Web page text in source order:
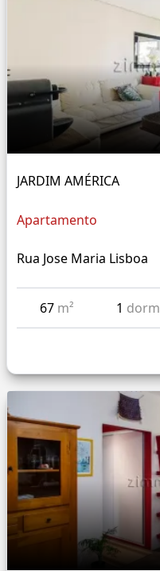
JARDIM AMÉRICA
Apartamento
Rua Jose Maria Lisboa
67 m² 1 dorm